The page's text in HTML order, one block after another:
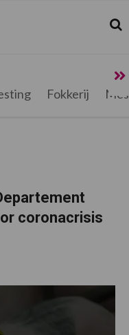
Fokkerij
coronacrisis